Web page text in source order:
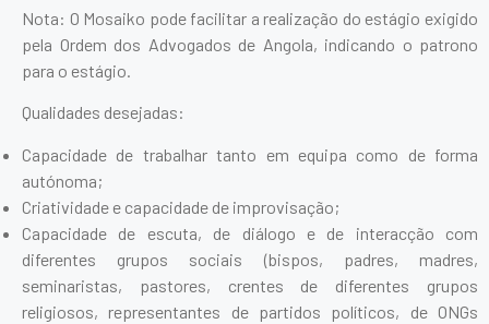
Nota: O Mosaiko pode facilitar a realização do estágio exigido
pela Ordem dos Advogados de Angola, indicando o patrono
para o estágio.
Qualidades desejadas:
Capacidade de trabalhar tanto em equipa como de forma
autónoma;
Criatividade e capacidade de improvisação;
Capacidade de escuta, de diálogo e de interacção com
diferentes grupos sociais (bispos, padres, madres,
seminaristas, pastores, crentes de diferentes grupos
religiosos, representantes de partidos políticos, de ONGs